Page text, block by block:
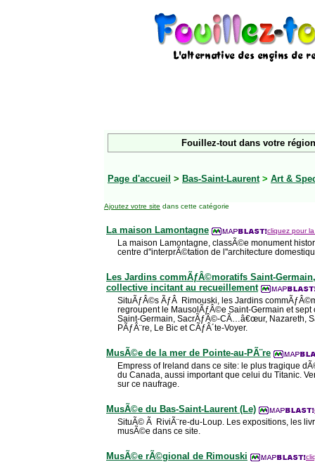
Fouillez-tout dans votre
Page d'accueil > Bas-Saint-Laurent > Art &
Ajoutez votre site dans cette catégorie
La maison Lamontagne cliquez pour
La maison Lamontagne, classÃ©e monument
centre d''interprÃ©tation de l''architecture
Les Jardins commÃƒÂ©moratifs Saint-
collective incitant au recueillement
SituÃƒÂ©s ÃƒÂ Rimouski, les Jardins
regroupent le MausolÃƒÂ©e Saint-Germain et sept
Saint-Germain, SacrÃƒÂ©-CÃ…â€œur, Nazareth,
PÃƒÂ¨re, Le Bic et CÃƒÂ´te-Voyer.
MusÃ©e de la mer de Pointe-au-PÃ¨re
Empress of Ireland dans ce site: le plus tragique
du Canada, aussi important que celui du Titanic.
sur ce naufrage.
MusÃ©e du Bas-Saint-Laurent (Le)
SituÃ© Ã RiviÃ¨re-du-Loup. Les expositions, les
musÃ©e dans ce site.
MusÃ©e rÃ©gional de Rimouski